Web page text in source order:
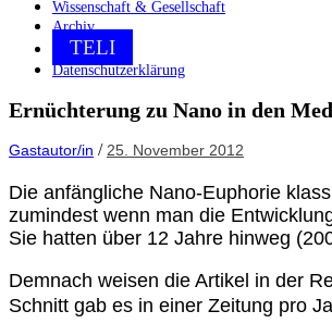
Wissenschaft & Gesellschaft
Archiv
TELI
Datenschutzerklärung
Ernüchterung zu Nano in den
Gastautor/in /25. November 2012
Die anfängliche Nano-Euphorie
zumindest wenn man die
Sie hatten über 12 Jahre hinweg
Demnach weisen die Artikel in der
Schnitt gab es in einer Zeitung pro